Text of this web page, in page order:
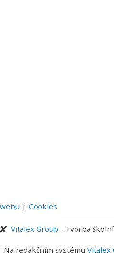
Cookies
Vitalex Group - Tvorba
Na redakčním systémuVitalex